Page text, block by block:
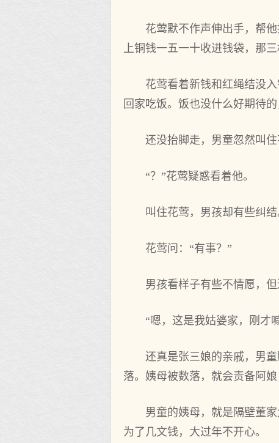
花莺默不作声伸出手，帮
上铜钱一五一十收进钱袋，那
花莺看着新钱和红绳结没
回家吃饭。饭也没什么好期待的
还没抬脚走，男童忽然叫
“？”花莺疑惑看着他。
叫住花莺，男孩却有些纠
花莺问：“有事？”
男孩看样子有些不情愿，
“嗯，这是我姑婆家，刚才
还真是张三娘的亲戚，男
落。姨母被数落，就会责备阿
男童的姨母，就是隔壁董
为了几文钱，大过年不开心。